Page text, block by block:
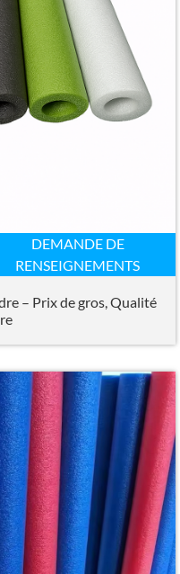
DEMANDE DE
RENSEIGNEMENTS
– Prix de gros, Qualité